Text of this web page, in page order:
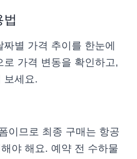
법
별 가격 추이를 한눈에
가격 변동을 확인하고,
보세요.
이므로 최종 구매는 항공
야 해요. 예약 전 수하물